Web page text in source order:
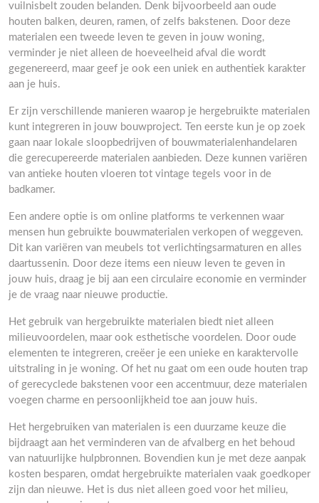
vuilnisbelt zouden belanden. Denk bijvoorbeeld aan oude
houten balken, deuren, ramen, of zelfs bakstenen. Door deze
materialen een tweede leven te geven in jouw woning,
verminder je niet alleen de hoeveelheid afval die wordt
gegenereerd, maar geef je ook een uniek en authentiek karakter
aan je huis.
Er zijn verschillende manieren waarop je hergebruikte materialen
kunt integreren in jouw bouwproject. Ten eerste kun je op zoek
gaan naar lokale sloopbedrijven of bouwmaterialenhandelaren
die gerecupereerde materialen aanbieden. Deze kunnen variëren
van antieke houten vloeren tot vintage tegels voor in de
badkamer.
Een andere optie is om online platforms te verkennen waar
mensen hun gebruikte bouwmaterialen verkopen of weggeven.
Dit kan variëren van meubels tot verlichtingsarmaturen en alles
daartussenin. Door deze items een nieuw leven te geven in
jouw huis, draag je bij aan een circulaire economie en verminder
je de vraag naar nieuwe productie.
Het gebruik van hergebruikte materialen biedt niet alleen
milieuvoordelen, maar ook esthetische voordelen. Door oude
elementen te integreren, creëer je een unieke en karaktervolle
uitstraling in je woning. Of het nu gaat om een oude houten trap
of gerecyclede bakstenen voor een accentmuur, deze materialen
voegen charme en persoonlijkheid toe aan jouw huis.
Het hergebruiken van materialen is een duurzame keuze die
bijdraagt aan het verminderen van de afvalberg en het behoud
van natuurlijke hulpbronnen. Bovendien kun je met deze aanpak
kosten besparen, omdat hergebruikte materialen vaak goedkoper
zijn dan nieuwe. Het is dus niet alleen goed voor het milieu,